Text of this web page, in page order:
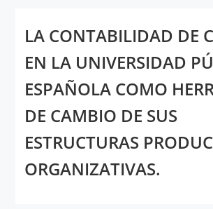
LA CONTABILIDAD DE
EN LA UNIVERSIDAD
ESPAÑOLA COMO
DE CAMBIO DE SUS
ESTRUCTURAS
ORGANIZATIVAS.